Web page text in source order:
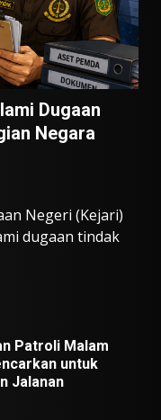
Dugaan
Negara
Negeri (Kejari)
dugaan tindak
Patroli Malam
untuk
Jalanan